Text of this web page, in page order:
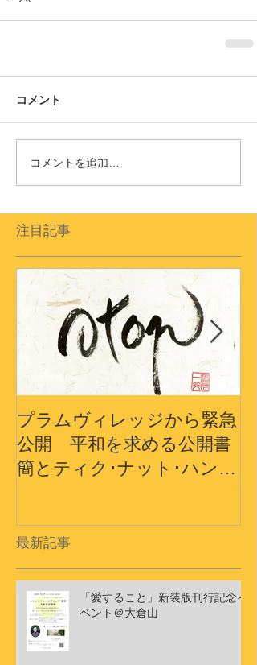
コメント
コメントを追加…
注目記事
プラムヴィレッジから緊急
公開 平和を求める公開書
簡とティク･ナット･ハン師
最新記事
「愛すること」新装版刊行記念イ
ベント＠大倉山